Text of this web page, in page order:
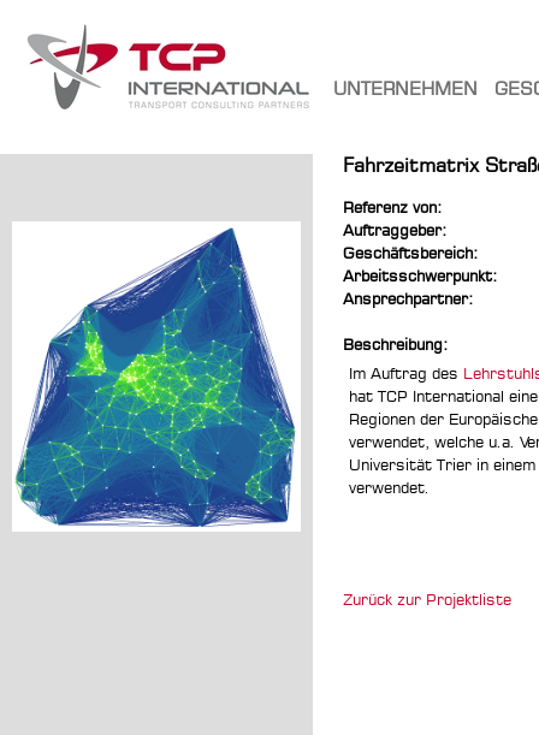
UNTERNEHMEN
Fahrzeitmatrix
Referenz von:
Auftraggeber:
Geschäftsbereich:
Arbeitsschwerpunkt:
Ansprechpartner:
Beschreibung:
Im Auftrag des
hat TCP International
Regionen der
verwendet, welche u.a.
Universität Trier in
verwendet.
Zurück zur Projektliste